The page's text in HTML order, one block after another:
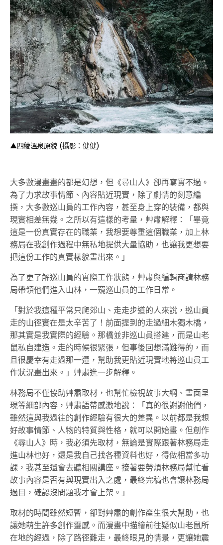
▲四稜溫泉原貌 (攝影：健健)
大多數漫畫畫的都是幻想，但《尋山人》卻再寫實不過。
為了力求故事情節、內容貼近現實，除了劇情的刻意編
撰，大多數巡山員的工作內容，甚至身上穿的裝備，都與
現實相差無幾。之所以有這樣的考量，艸肅解釋：「畢竟
這是一份真實存在的職業，我想要尊重這個職業，加上林
務局在我創作過程中無私地提供大量協助，也讓我更想要
把這份工作的真實樣貌畫出來。」
為了更了解巡山員的實際工作狀態，艸肅與編輯商請林務
局帶領他們進入山林，一窺巡山員的工作日常。
「對於我這種平常只爬郊山、走走步道的人來說，巡山員
走的山徑實在是太辛苦了！前面提到的走過細木獨木橋，
那其實是我實際的經驗。那橋並非巡山員搭建，而是山老
鼠私自建造。走的時候很緊張，但事後回想滿難得的，而
且很慶幸有走過那一遭，幫助我更貼近現實地將巡山員工
作狀況畫出來。」艸肅進一步解釋。
林務局不僅協助艸肅取材，也幫忙檢視故事大綱、畫面呈
現等細部內容，艸肅語帶感激地說：「真的很謝謝他們，
雖然這與我過往的創作經驗有很大的差異。以前都是我想
好故事情節、人物的特質與性格，就可以開始畫。但創作
《尋山人》時，我必須先取材，無論是實際跟著林務局走
進山林也好，還是我自己找各種資料也好，得做相當多功
課，我甚至還會去聽相關講座。接著要勞煩林務局幫忙看
故事內容是否有與現實出入之處，最終完稿也會讓林務局
過目，確認沒問題我才會上架。」
取材的時間雖然短暫，卻對艸肅的創作產生很大幫助，也
讓她萌生許多創作靈感。而漫畫中描繪前往疑似山老鼠所
在地的經過，除了路徑難走，最終眼見的情景，更讓她震